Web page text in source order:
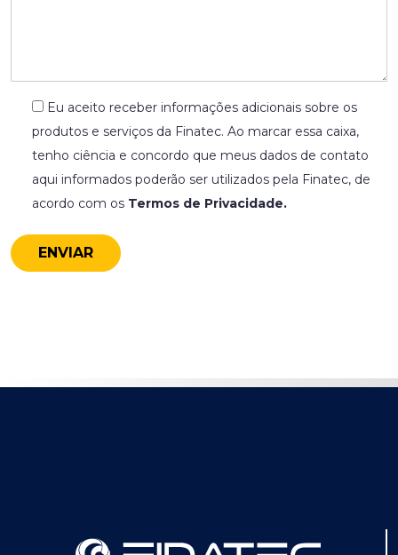
Eu aceito receber informações adicionais sobre os
produtos e serviços da Finatec. Ao marcar essa caixa,
tenho ciência e concordo que meus dados de contato
aqui informados poderão ser utilizados pela Finatec, de
acordo com os Termos de Privacidade.